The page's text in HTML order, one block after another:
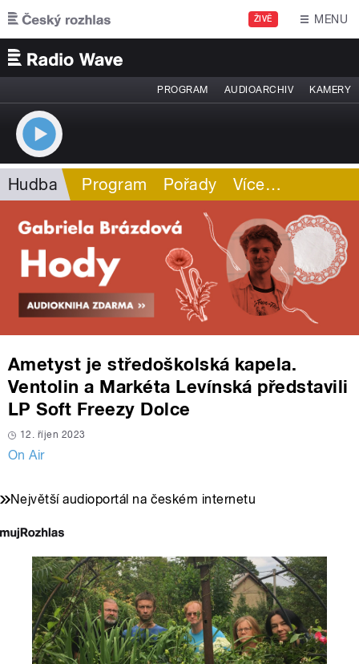
Přejít k hlavnímu obsahu
ŽIVĚ MENU
PROGRAM AUDIOARCHIV KAMERY
Hudba Program Pořady Více…
Ametyst je středoškolská kapela.
Ventolin a Markéta Levínská představili
LP Soft Freezy Dolce
12. říjen 2023
On Air
Největší audioportál na českém internetu